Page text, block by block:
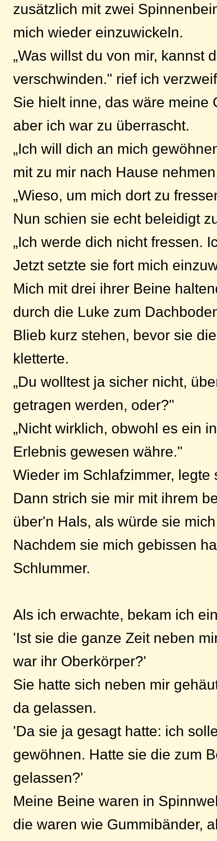
zusätzlich mit zwei
mich wieder einzuwickeln.
„Was willst du von mir, kannst
verschwinden." rief ich
Sie hielt inne, das wäre meine
aber ich war zu überrascht.
„Ich will dich an mich
mit zu mir nach Hause
„Wieso, um mich dort zu
Nun schien sie echt beleidigt
„Ich werde dich nicht fressen.
Jetzt setzte sie fort mich
Mich mit drei ihrer Beine
durch die Luke zum
Blieb kurz stehen, bevor sie
kletterte.
„Du wolltest ja sicher nicht,
getragen werden, oder?"
„Nicht wirklich, obwohl es ein
Erlebnis gewesen währe."
Wieder im Schlafzimmer, legte
Dann strich sie mir mit ihrem
über'n Hals, als würde sie
Nachdem sie mich gebissen
Schlummer.
Als ich erwachte, bekam ich
'Ist sie die ganze Zeit neben
war ihr Oberkörper?'
Sie hatte sich neben mir
da gelassen.
'Da sie ja gesagt hatte: ich
gewöhnen. Hatte sie die zum
gelassen?'
Meine Beine waren in
die waren wie Gummibänder,